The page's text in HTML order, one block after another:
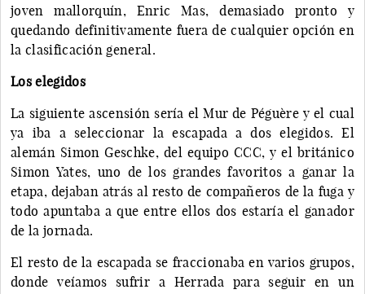
joven mallorquín, Enric Mas, demasiado pronto y
quedando definitivamente fuera de cualquier opción en
la clasificación general.
Los elegidos
La siguiente ascensión sería el Mur de Péguère y el cual
ya iba a seleccionar la escapada a dos elegidos. El
alemán Simon Geschke, del equipo CCC, y el británico
Simon Yates, uno de los grandes favoritos a ganar la
etapa, dejaban atrás al resto de compañeros de la fuga y
todo apuntaba a que entre ellos dos estaría el ganador
de la jornada.
El resto de la escapada se fraccionaba en varios grupos,
donde veíamos sufrir a Herrada para seguir en un